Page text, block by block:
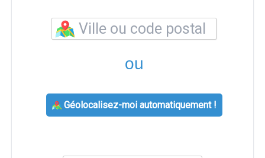
ou
Géolocalisez-moi automatiquement !